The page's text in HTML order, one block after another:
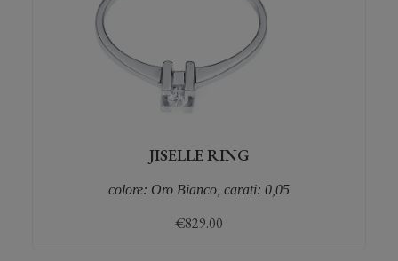
JISELLE RING
colore: Oro Bianco, carati: 0,05
€829.00